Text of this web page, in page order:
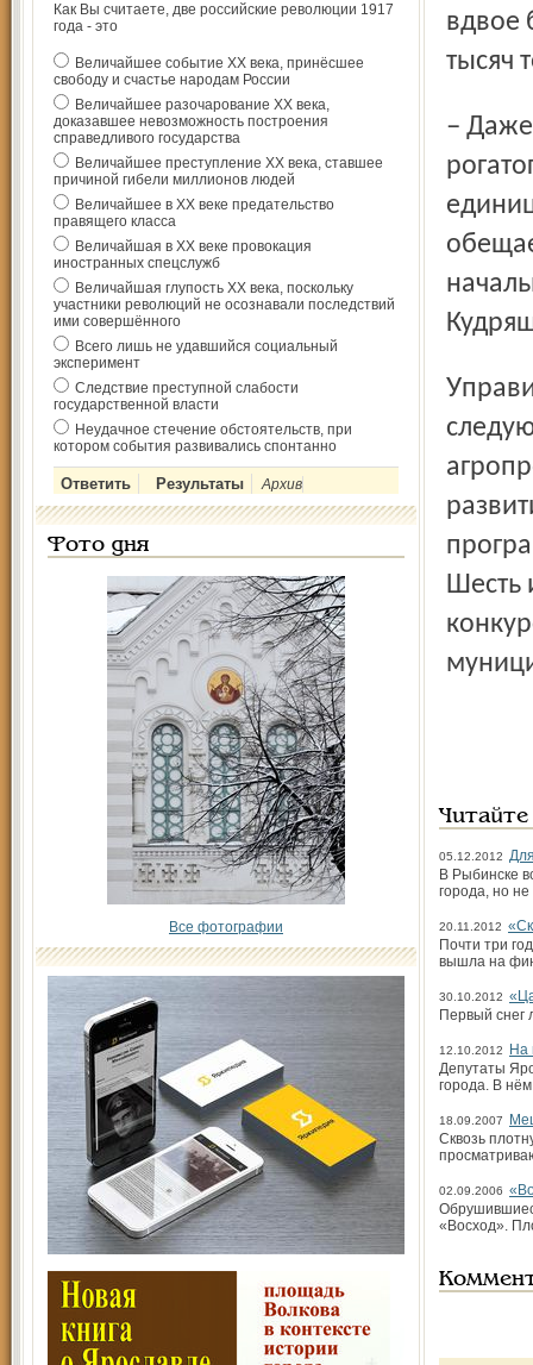
Как Вы считаете, две российские революции 1917
года - это
Величайшее событие ХХ века, принёсшее
свободу и счастье народам России
Величайшее разочарование ХХ века,
доказавшее невозможность построения
справедливого государства
Величайшее преступление ХХ века, ставшее
причиной гибели миллионов людей
Величайшее в ХХ веке предательство
правящего класса
Величайшая в ХХ веке провокация
иностранных спецслужб
Величайшая глупость ХХ века, поскольку
участники революций не осознавали последствий
ими совершённого
Всего лишь не удавшийся социальный
эксперимент
Следствие преступной слабости
государственной власти
Неудачное стечение обстоятельств, при
котором события развивались спонтанно
Архив
Фото дня
Все фотографии
вдвое
тысяч
– Даже без учёта концентратов обеспеченность крупного
Управиться с уборкой угличане собираются до начала
Шесть
05.12.2012
В Рыбинске
города, но
20.11.2012
Почти три
вышла на
30.10.2012
Первый снег
12.10.2012
На
Депутаты
города. В
18.09.2007
Сквозь
02.09.2006
«Восход».